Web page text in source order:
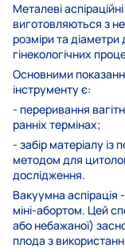
Металеві
виготовляються з
розміри та
гінекологічних
Основними
інструменту є:
- переривання
ранніх термінах;
- забір матеріалу
методом для
дослідження.
Вакуумна
міні-абортом. Цей
або небажаної)
плода з